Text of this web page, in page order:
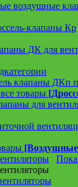
воздушные
клапаны Кр
ДК для
клапаны ДКп
товары
для